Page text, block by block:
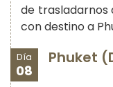
de
con destino a
Día
08
Phuket